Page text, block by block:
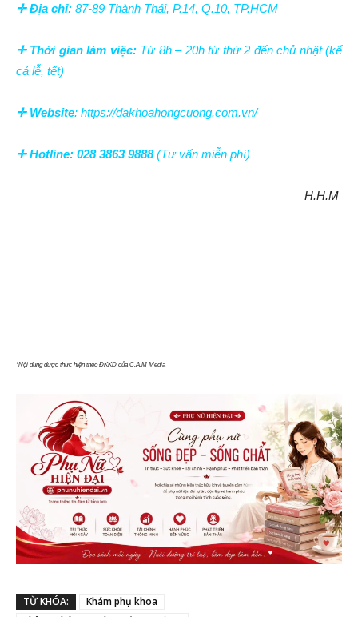
✛Địa chỉ: 87-89 Thành Thái, P.14, Q.10, TP.HCM
✛Thời gian làm việc:Từ 8h – 20h từ thứ 2 đến chủ nhật (kể
cả lễ, tết)
✛Website: https://dakhoahongcuong.com.vn/
✛Hotline: 028 3863 9888(Tư vấn miễn phí)
H.H.M
*Nội dung được thực hiện theo ĐKKD của C.A.M Media
TỪ KHÓA:
Khám phụ khoa